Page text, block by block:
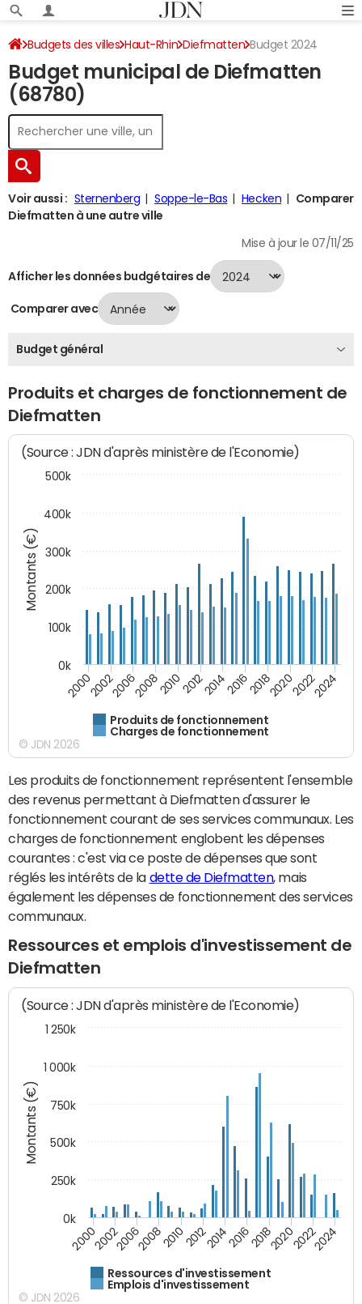
Budgets des villes Haut-Rhin Diefmatten Budget 2024
Budget municipal de Diefmatten
(68780)
Voir aussi : Sternenberg Soppe-le-Bas Hecken
Comparer
Diefmatten à une autre ville
Mise à jour le 07/11/25
Afficher les données budgétaires de
Comparer avec
Budget général
Produits et charges de fonctionnement de
Diefmatten
Montants (€)
(Source : JDN d'après ministère de l'Economie)
Produits de fonctionnement
Charges de fonctionnement
200020022006200820102012201420162018202020222024
0k
100k
200k
300k
400k
500k
© JDN 2026
Les produits de fonctionnement représentent l'ensemble
des revenus permettant à Diefmatten d'assurer le
fonctionnement courant de ses services communaux. Les
charges de fonctionnement englobent les dépenses
courantes : c'est via ce poste de dépenses que sont
réglés les intérêts de la dette de Diefmatten, mais
également les dépenses de fonctionnement des services
communaux.
Ressources et emplois d'investissement de
Diefmatten
Montants (€)
(Source : JDN d'après ministère de l'Economie)
Ressources d'investissement
Emplois d'investissement
200020022006200820102012201420162018202020222024
0k
250k
500k
750k
1 000k
1 250k
© JDN 2026